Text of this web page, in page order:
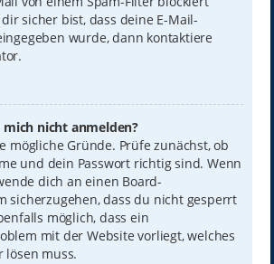
sicher bist, dass deine E-Mail-
wurde, dann kontaktiere
nicht anmelden?
mögliche Gründe. Prüfe zunächst, ob
und dein Passwort richtig sind. Wenn
dich an einen Board-
sicherzugehen, dass du nicht gesperrt
möglich, dass ein
mit der Website vorliegt, welches
muss.